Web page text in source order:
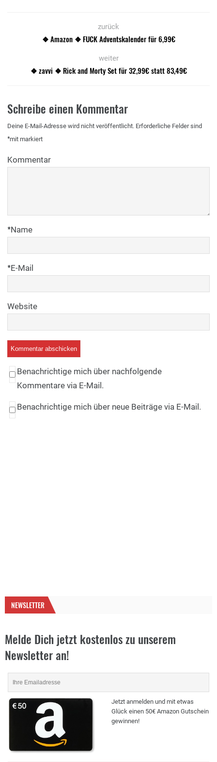
zurück
❖ Amazon ❖ FUCK Adventskalender für 6,99€
weiter
❖ zavvi ❖ Rick and Morty Set für 32,99€ statt 83,49€
Schreibe einen Kommentar
Deine E-Mail-Adresse wird nicht veröffentlicht. Erforderliche Felder sind
mit
* markiert
Kommentar
Name
*
E-Mail
*
Website
Benachrichtige mich über nachfolgende
Kommentare via E-Mail.
Benachrichtige mich über neue Beiträge via E-Mail.
NEWSLETTER
Melde Dich jetzt kostenlos zu unserem
Newsletter an!
Jetzt anmelden und mit etwas
Glück einen 50€ Amazon Gutschein
gewinnen!